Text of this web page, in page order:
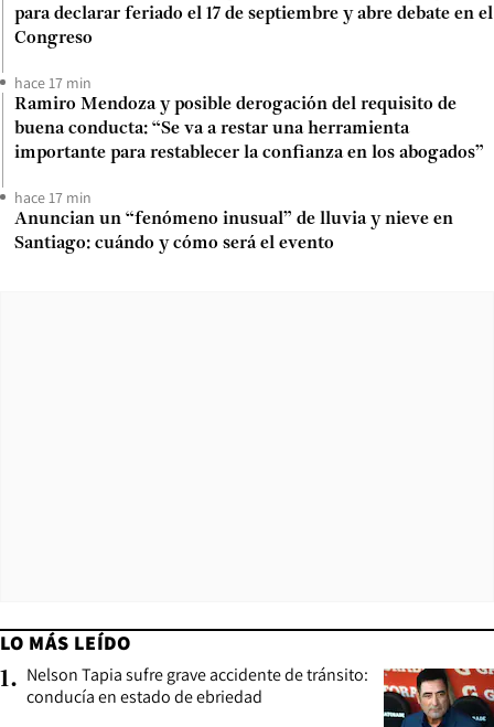
para declarar feriado el 17 de septiembre y abre debate en el
Congreso
hace 17 min
Ramiro Mendoza y posible derogación del requisito de
buena conducta: “Se va a restar una herramienta
importante para restablecer la confianza en los abogados”
hace 17 min
Anuncian un “fenómeno inusual” de lluvia y nieve en
Santiago: cuándo y cómo será el evento
LO MÁS LEÍDO
1. Nelson Tapia sufre grave accidente de tránsito:
conducía en estado de ebriedad